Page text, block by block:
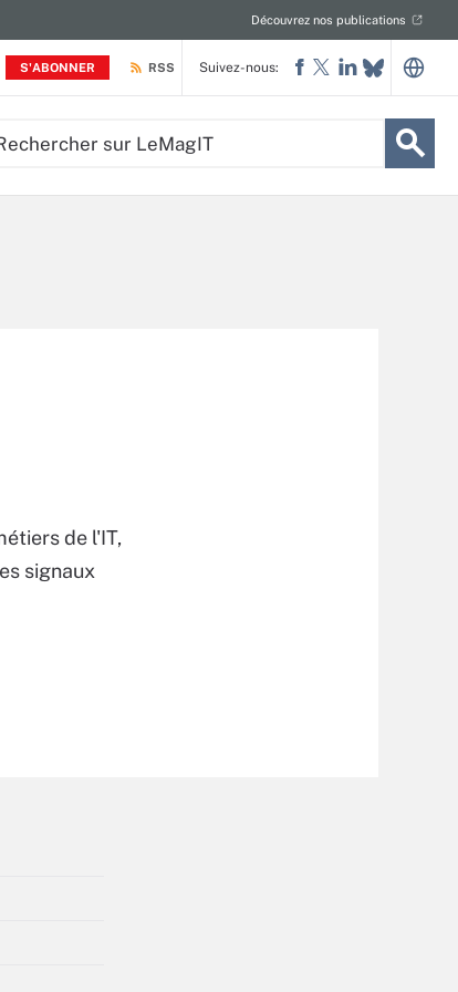
S'ABONNER
Découvrez nos publications
RSS Suivez-nous:
de l'IT,
signaux